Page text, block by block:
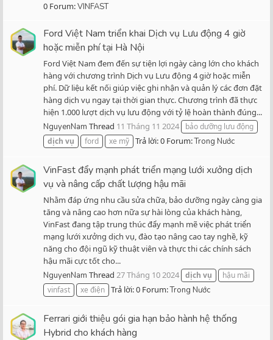
0 Forum:VINFAST
Ford Việt Nam triển khai Dịch vụ Lưu động 4 giờ
hoặc miễn phí tại Hà Nội
Ford Việt Nam đem đến sự tiện lợi ngày càng lớn cho khách
hàng với chương trình Dịch vụ Lưu động 4 giờ hoặc miễn
phí. Dữ liệu kết nối giúp việc ghi nhận và quản lý các đơn đặt
hàng dịch vụ ngay tại thời gian thực. Chương trình đã thực
hiện 1.000 lượt dịch vụ lưu động với tỷ lệ hoàn thành đúng...
NguyenNam Thread 11 Tháng 11 2024
bảo dưỡng lưu động
dịch vụ ford xe mỹ Trả lời: 0 Forum:Trong Nước
VinFast đẩy mạnh phát triển mạng lưới xưởng dịch
vụ và nâng cấp chất lượng hậu mãi
Nhằm đáp ứng nhu cầu sửa chữa, bảo dưỡng ngày càng gia
tăng và nâng cao hơn nữa sự hài lòng của khách hàng,
VinFast đang tập trung thúc đẩy mạnh mẽ việc phát triển
mạng lưới xưởng dịch vụ, đào tạo nâng cao tay nghề, kỹ
năng cho đội ngũ kỹ thuật viên và thực thi các chính sách
hậu mãi cực tốt cho...
NguyenNam Thread 27 Tháng 10 2024 dịch vụ
hậu mãi
vinfast
xe điện Trả lời: 0 Forum:Trong Nước
Ferrari giới thiệu gói gia hạn bảo hành hệ thống
Hybrid cho khách hàng